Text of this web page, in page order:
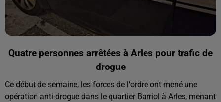
Quatre personnes arrêtées à Arles pour trafic de
drogue
Ce début de semaine, les forces de l'ordre ont mené une
opération anti-drogue dans le quartier Barriol à Arles, menant